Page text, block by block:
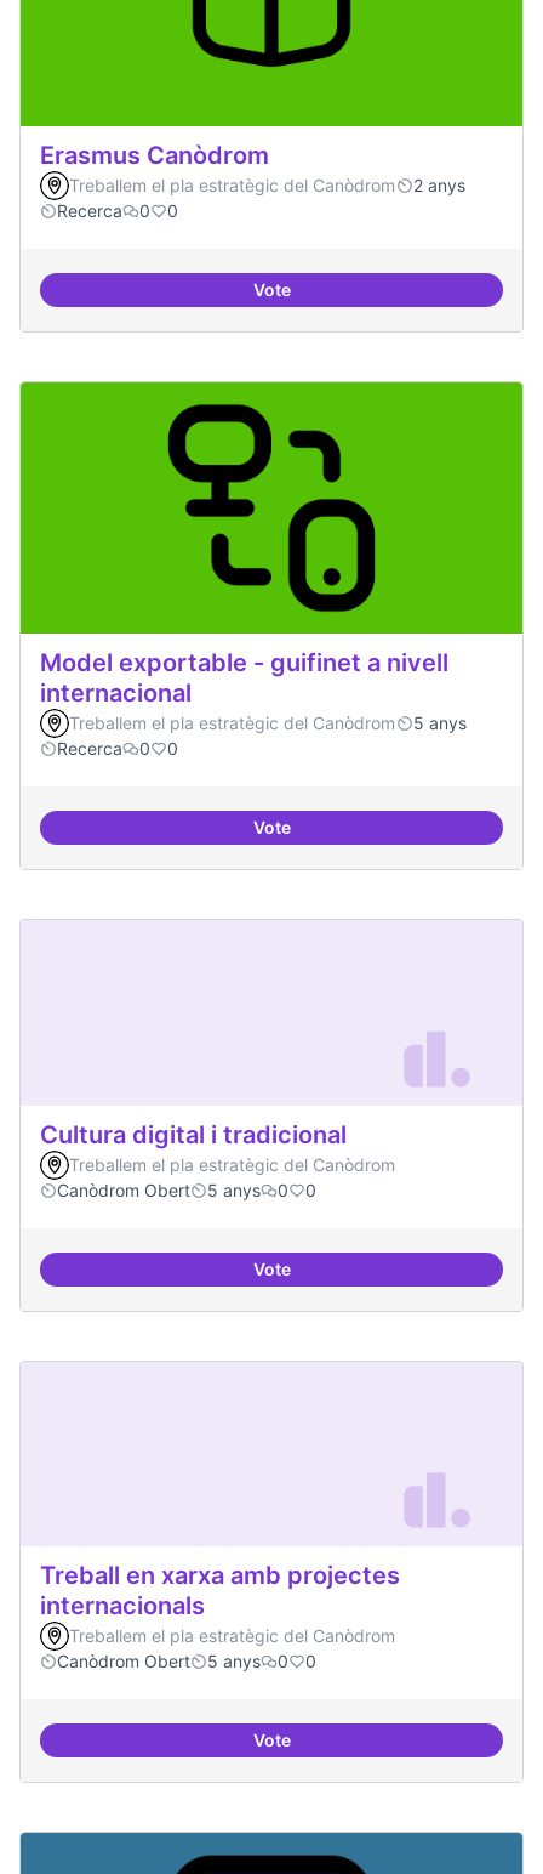
Erasmus Canòdrom
Treballem el pla estratègic del Canòdrom
2 anys
Recerca
0 0
VoteErasmus Canòdrom
Model exportable - guifinet a nivell
internacional
Treballem el pla estratègic del Canòdrom
5 anys
Recerca
0 0
VoteModel exportable - guifinet a
Cultura digital i tradicional
Treballem el pla estratègic del Canòdrom
Canòdrom Obert
5 anys 0 0
VoteCultura digital i tradicional
Treball en xarxa amb projectes
internacionals
Treballem el pla estratègic del Canòdrom
Canòdrom Obert
5 anys 0 0
VoteTreball en xarxa amb projectes